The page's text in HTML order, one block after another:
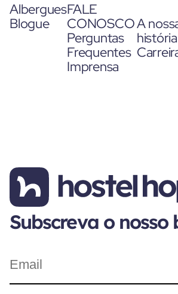
Albergues
Blogue
FALE
CONOSCO
Perguntas
Frequentes
Imprensa
A
história
Subscreva o